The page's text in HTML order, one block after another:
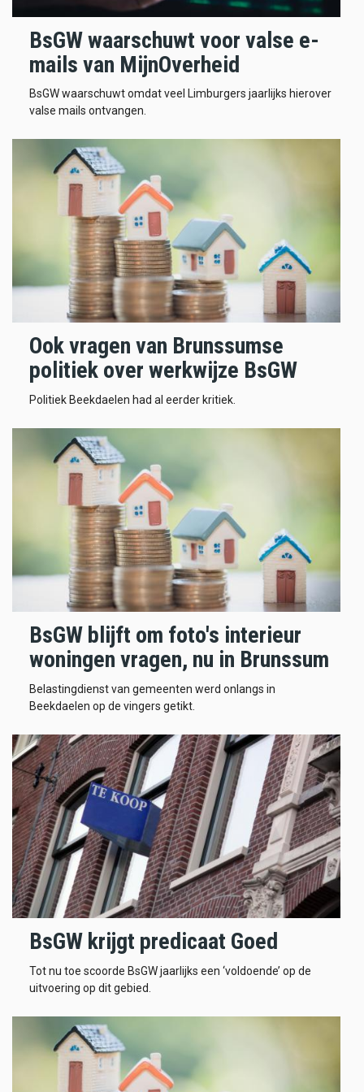
BsGW waarschuwt voor valse e-
mails van MijnOverheid
BsGW waarschuwt omdat veel Limburgers jaarlijks hierover
valse mails ontvangen.
Ook vragen van Brunssumse
politiek over werkwijze BsGW
Politiek Beekdaelen had al eerder kritiek.
BsGW blijft om foto's interieur
woningen vragen, nu in Brunssum
Belastingdienst van gemeenten werd onlangs in
Beekdaelen op de vingers getikt.
BsGW krijgt predicaat Goed
Tot nu toe scoorde BsGW jaarlijks een ‘voldoende’ op de
uitvoering op dit gebied.